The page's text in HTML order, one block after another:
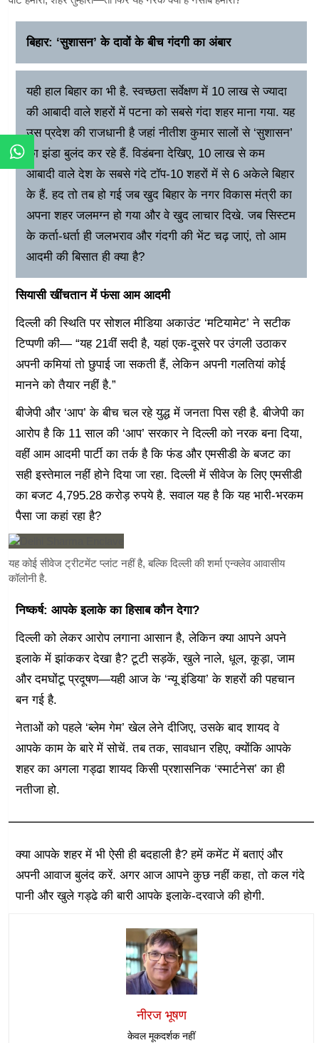
बिहार: ‘सुशासन’ के दावों के बीच गंदगी का अंबार
यही हाल बिहार का भी है. स्वच्छता सर्वेक्षण में 10 लाख से ज्यादा
की आबादी वाले शहरों में पटना को सबसे गंदा शहर माना गया. यह
उस प्रदेश की राजधानी है जहां नीतीश कुमार सालों से ‘सुशासन’
का झंडा बुलंद कर रहे हैं. विडंबना देखिए, 10 लाख से कम
आबादी वाले देश के सबसे गंदे टॉप-10 शहरों में से 6 अकेले बिहार
के हैं. हद तो तब हो गई जब खुद बिहार के नगर विकास मंत्री का
अपना शहर जलमग्न हो गया और वे खुद लाचार दिखे. जब सिस्टम
के कर्ता-धर्ता ही जलभराव और गंदगी की भेंट चढ़ जाएं, तो आम
आदमी की बिसात ही क्या है?
सियासी खींचतान में फंसा आम आदमी
दिल्ली की स्थिति पर सोशल मीडिया अकाउंट ‘मटियामेट’ ने सटीक
टिप्पणी की— “यह 21वीं सदी है, यहां एक-दूसरे पर उंगली उठाकर
अपनी कमियां तो छुपाई जा सकती हैं, लेकिन अपनी गलतियां कोई
मानने को तैयार नहीं है.”
बीजेपी और ‘आप’ के बीच चल रहे युद्ध में जनता पिस रही है. बीजेपी का
आरोप है कि 11 साल की ‘आप’ सरकार ने दिल्ली को नरक बना दिया,
वहीं आम आदमी पार्टी का तर्क है कि फंड और एमसीडी के बजट का
सही इस्तेमाल नहीं होने दिया जा रहा. दिल्ली में सीवेज के लिए एमसीडी
का बजट 4,795.28 करोड़ रुपये है. सवाल यह है कि यह भारी-भरकम
पैसा जा कहां रहा है?
यह कोई सीवेज ट्रीटमेंट प्लांट नहीं है, बल्कि दिल्ली की शर्मा एन्क्लेव आवासीय
कॉलोनी है.
निष्कर्ष: आपके इलाके का हिसाब कौन देगा?
दिल्ली को लेकर आरोप लगाना आसान है, लेकिन क्या आपने अपने
इलाके में झांककर देखा है? टूटी सड़कें, खुले नाले, धूल, कूड़ा, जाम
और दमघोंटू प्रदूषण—यही आज के ‘न्यू इंडिया’ के शहरों की पहचान
बन गई है.
नेताओं को पहले ‘ब्लेम गेम’ खेल लेने दीजिए, उसके बाद शायद वे
आपके काम के बारे में सोचें. तब तक, सावधान रहिए, क्योंकि आपके
शहर का अगला गड्ढा शायद किसी प्रशासनिक ‘स्मार्टनेस’ का ही
नतीजा हो.
क्या आपके शहर में भी ऐसी ही बदहाली है? हमें कमेंट में बताएं और
अपनी आवाज बुलंद करें. अगर आज आपने कुछ नहीं कहा, तो कल गंदे
पानी और खुले गड्ढे की बारी आपके इलाके-दरवाजे की होगी.
नीरज भूषण
केवल मूकदर्शक नहीं